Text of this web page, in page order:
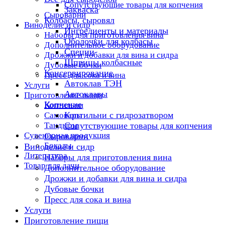
Сопутствующие товары для копчения
Сыроварни
Виноделие и сидр
Наборы для приготовления вина
Дополнительное оборудование
Дрожжи и добавки для вина и сидра
Дубовые бочки
Пресс для сока и вина
Услуги
Приготовление пищи
Коптильни
Самовары
Тандыры
Сувенирная продукция
Бокалы
Литература
Товар для дачи
Закваска
Колбасы, сыровял
Ингредиенты и материалы
Оболочки для колбасы
Специи
Шприцы колбасные
Консервирование
Автоклав ТЭН
Автоклавы
Копчение
Коптильни с гидрозатвором
Сопутствующие товары для копчения
Сыроварни
Виноделие и сидр
Наборы для приготовления вина
Дополнительное оборудование
Дрожжи и добавки для вина и сидра
Дубовые бочки
Пресс для сока и вина
Услуги
Приготовление пищи